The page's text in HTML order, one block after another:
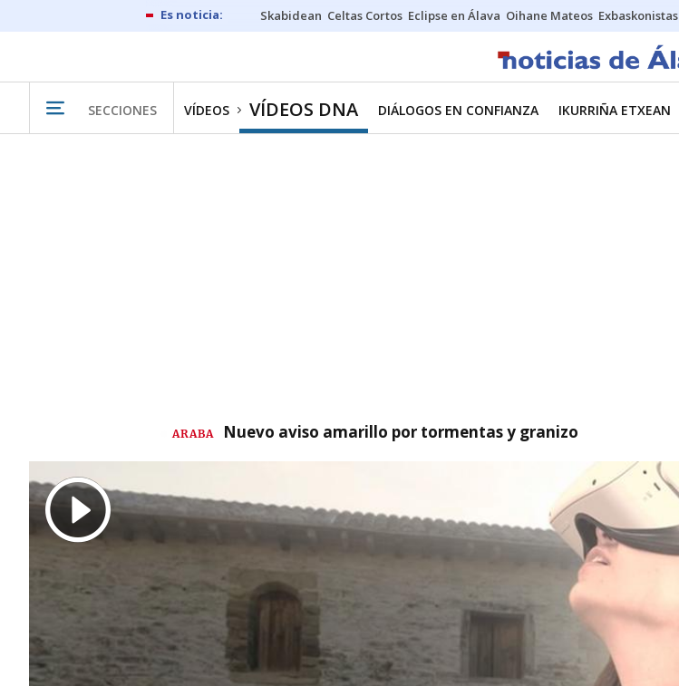
Skabidean Celtas Cortos Eclipse en Álava Oihane Mateos Exbaskonistas
SECCIONES VÍDEOS VÍDEOS DNA DIÁLOGOS EN CONFIANZA IKURRIÑA ETXEAN
ARABA Nuevo aviso amarillo por tormentas y granizo